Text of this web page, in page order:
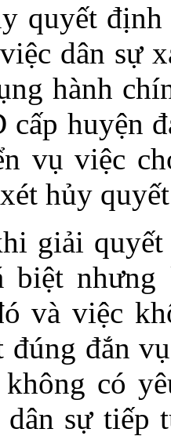
quyết
dân sự
hành
huyện
vụ việc
hủy
giải
biệt
và việc
đúng đắn
không có
sự tiếp